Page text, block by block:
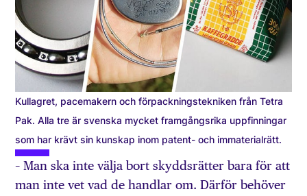
Kullagret, pacemakern och förpackningstekniken från Tetra
Pak. Alla tre är svenska mycket framgångsrika uppfinningar
som har krävt sin kunskap inom patent- och immaterialrätt.
– Man ska inte välja bort skyddsrätter bara för att
man inte vet vad de handlar om. Därför behöver